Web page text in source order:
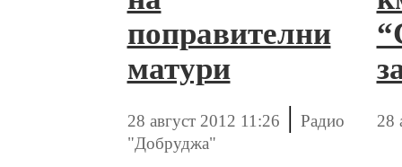
поправителни
матури
28 август 2012 11:26 | Радио
"Добруджа"
28